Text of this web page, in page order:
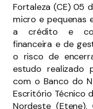
Fortaleza (CE) 05
micro e pequenas
a crédito e
financeira e de
o risco de
estudo realizado
com o Banco do
Escritório Técnico
Nordeste